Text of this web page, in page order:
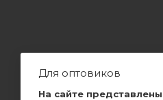
Для оптовиков
На сайте